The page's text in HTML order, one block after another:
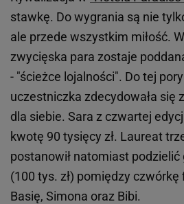
stawkę. Do wygrania są nie
ale przede wszystkim miłość.
zwycięska para zostaje
- "ścieżce lojalności". Do tej
uczestniczka zdecydowała się
dla siebie. Sara z czwartej
kwotę 90 tysięcy zł. Laureat
postanowił natomiast podzielić
(100 tys. zł) pomiędzy
Basię, Simona oraz Bibi.